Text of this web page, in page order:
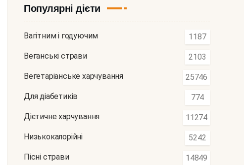
Популярні дієти
Вагітним і годуючим 1187
Веганські страви 2103
Вегетаріанське харчування 25746
Для діабетиків 774
Дієтичне харчування 11274
Низькокалорійні 5242
Пісні страви 14849